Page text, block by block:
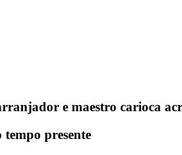
e maestro carioca
presente